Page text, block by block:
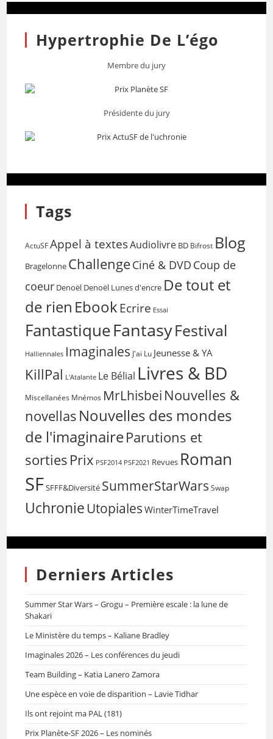
Hypertrophie De L’égo
Membre du jury
Présidente du jury
Tags
ActuSF Appel à textesAudiolivre BD Bifrost Blog
Bragelonne ChallengeCiné & DVD Coup de
coeur Denoël Denoël Lunes d'encre De tout et
de rien EbookEcrire Essai
FantastiqueFantasyFestival
Halliennales Imaginales J'ai Lu Jeunesse & YA
KillPal L'Atalante Le Bélial Livres & BD
Miscellanées Mnémos MrLhisbei Nouvelles &
novellas Nouvelles des mondes
de l'imaginaireParutions et
sorties Prix PSF2014 PSF2021 Revues Roman
SFSFFF&Diversité SummerStarWars Swap
Uchronie Utopiales WinterTimeTravel
Derniers Articles
Summer Star Wars – Grogu – Première escale : la lune de
Shakari
Le Ministère du temps – Kaliane Bradley
Imaginales 2026 – Les conférences du jeudi
Team Building – Katia Lanero Zamora
Une espèce en voie de disparition – Lavie Tidhar
Ils ont rejoint ma PAL (181)
Prix Planète-SF 2026 – Les nominés